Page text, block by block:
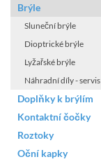
Brýle
Sluneční brýle
Dioptrické brýle
Lyžařské brýle
Náhradní díly - servis
Doplňky k brýlím
Kontaktní čočky
Roztoky
Oční kapky